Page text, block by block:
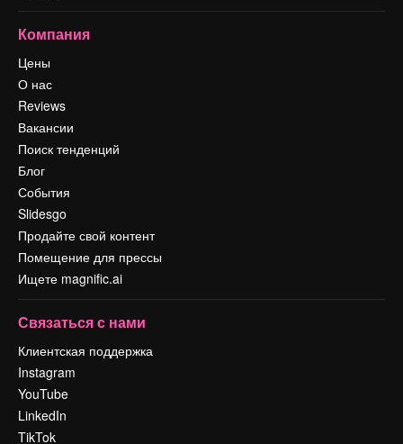
Компания
Цены
О нас
Reviews
Вакансии
Поиск тенденций
Блог
События
Slidesgo
Продайте свой контент
Помещение для прессы
Ищете magnific.ai
Связаться с нами
Клиентская поддержка
Instagram
YouTube
LinkedIn
TikTok